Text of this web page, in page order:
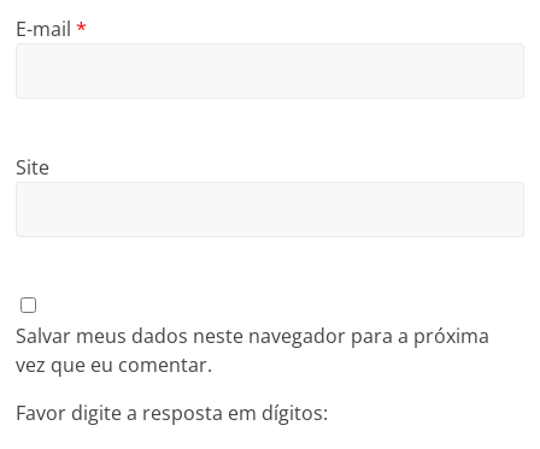
E-mail*
Site
Salvar meus dados neste navegador para a próxima
vez que eu comentar.
Favor digite a resposta em dígitos: